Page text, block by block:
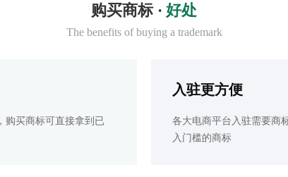
购买商标 · 好处
The benefits of buying a trademark
购买商标可直接拿到已
入驻更方便
各大电商平台入驻需要商
入门槛的商标